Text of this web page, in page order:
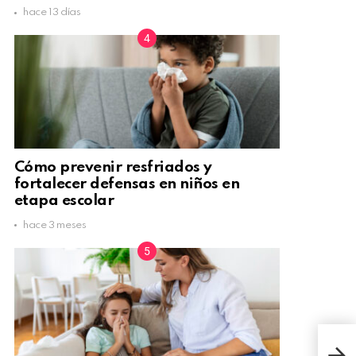
hace 13 días
Cómo prevenir resfriados y
fortalecer defensas en niños en
etapa escolar
hace 3 meses